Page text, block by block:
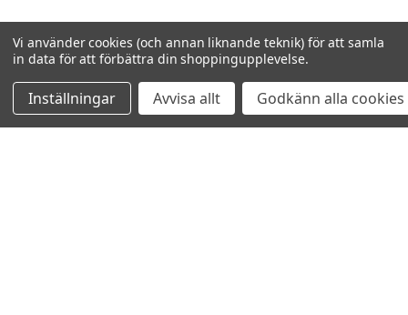
VISAR13AV13
Vi använder cookies (och annan liknande teknik) för att samla
in data för att förbättra din shoppingupplevelse.
Inställningar Avvisa allt Godkänn alla cookies